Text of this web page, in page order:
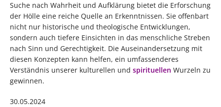
Suche nach Wahrheit und Aufklärung bietet die Erforschung
der Hölle eine reiche Quelle an Erkenntnissen. Sie offenbart
nicht nur historische und theologische Entwicklungen,
sondern auch tiefere Einsichten in das menschliche Streben
nach Sinn und Gerechtigkeit. Die Auseinandersetzung mit
diesen Konzepten kann helfen, ein umfassenderes
Verständnis unserer kulturellen und spirituellen Wurzeln zu
gewinnen.
30.05.2024